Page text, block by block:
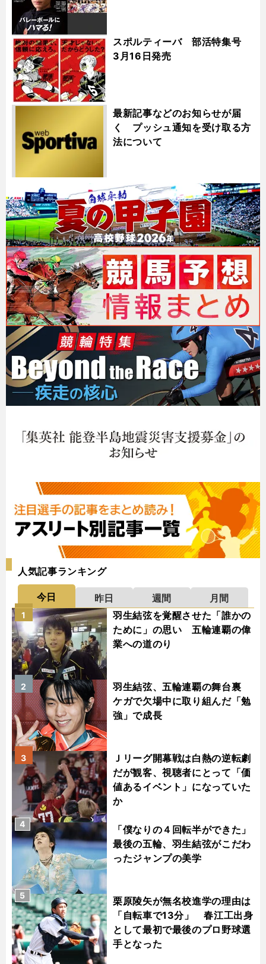
スポルティーバ 部活特集号
3月16日発売
最新記事などのお知らせが届
く プッシュ通知を受け取る方
法について
人気記事ランキング
今日 昨日 週間
月間
羽生結弦を覚醒させた「誰かの
ために」の思い 五輪連覇の偉
業への道のり
1
羽生結弦、五輪連覇の舞台裏
ケガで欠場中に取り組んだ「勉
強」で成長
2
Ｊリーグ開幕戦は白熱の逆転劇
だが観客、視聴者にとって「価
値あるイベント」になっていた
か
3
「僕なりの４回転半ができた」
最後の五輪、羽生結弦がこだわ
ったジャンプの美学
4
栗原陵矢が無名校進学の理由は
「自転車で13分」 春江工出身
として最初で最後のプロ野球選
手となった
5